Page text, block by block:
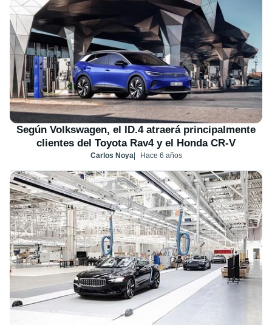
Según Volkswagen, el ID.4 atraerá principalmente
clientes del Toyota Rav4 y el Honda CR-V
Carlos Noya Hace 6 años